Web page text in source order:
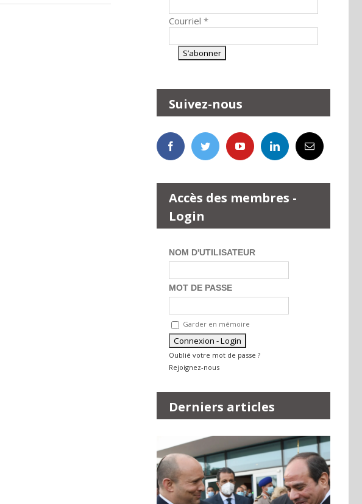
Courriel *
Suivez-nous
Accès des membres -
Login
NOM D'UTILISATEUR
MOT DE PASSE
Garder en mémoire
Oublié votre mot de passe ?
Rejoignez-nous
Derniers articles